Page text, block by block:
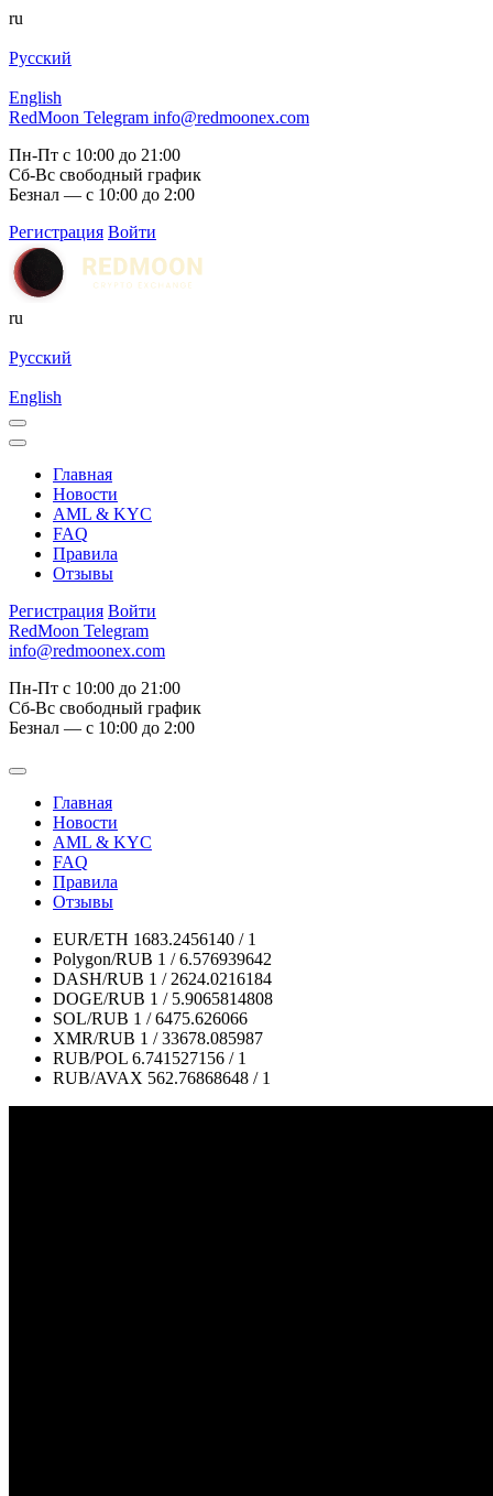
ru
Русский
English
RedMoon Telegram info@redmoonex.com
Пн-Пт с 10:00 до 21:00
Сб-Вс свободный график
Безнал — с 10:00 до 2:00
Регистрация Войти
ru
Русский
English
Главная
Новости
AML & KYC
FAQ
Правила
Отзывы
Регистрация Войти
RedMoon Telegram
info@redmoonex.com
Пн-Пт с 10:00 до 21:00
Сб-Вс свободный график
Безнал — с 10:00 до 2:00
Главная
Новости
AML & KYC
FAQ
Правила
Отзывы
EUR/ETH 1683.2456140 / 1
Polygon/RUB 1 / 6.576939642
DASH/RUB 1 / 2624.0216184
DOGE/RUB 1 / 5.9065814808
SOL/RUB 1 / 6475.626066
XMR/RUB 1 / 33678.085987
RUB/POL 6.741527156 / 1
RUB/AVAX 562.76868648 / 1